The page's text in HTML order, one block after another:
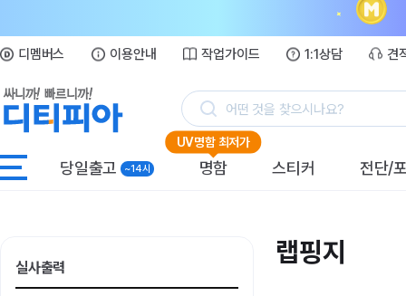
디멤버스 이용안내 작업가이드 1:1상담 견
어떤 것을 찾으시나요?
당일출고 ~14시
UV명함 최저가
명함 스티커 전단/
실사출력 랩핑지